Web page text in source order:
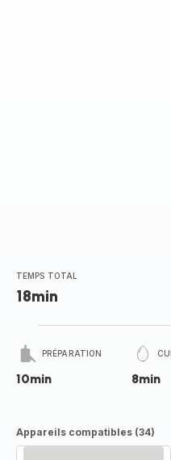
TEMPS TOTAL
18min
PRÉPARATION
10min 8min
Appareils compatibles (34)